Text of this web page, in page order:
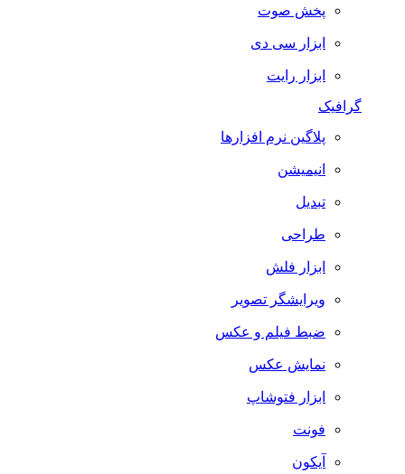
پخش صوت
ابزار سی دی
ابزار رایت
گرافیک
پلاگین نرم افزارها
انیمیشن
تبدیل
طراحی
ابزار فلش
ویرایشگر تصویر
ضبط فيلم و عكس
نمایش عکس
ابزار فتوشاپ
فونت
آیکون